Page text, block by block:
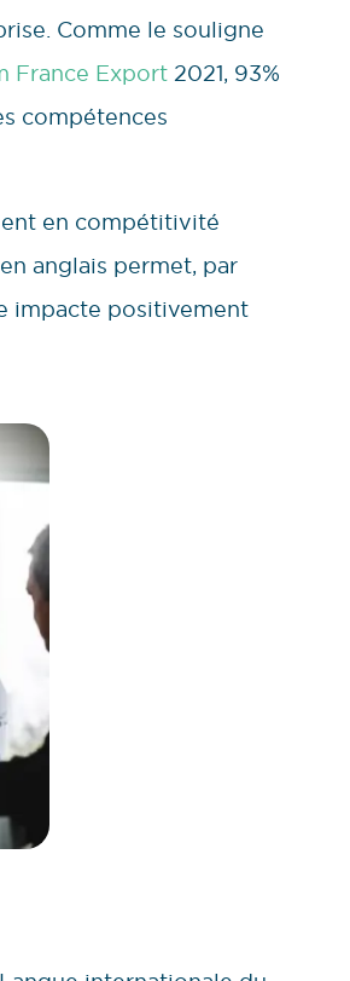
Comme le souligne
France Export 2021, 93%
compétences
en compétitivité
anglais permet, par
impacte positivement